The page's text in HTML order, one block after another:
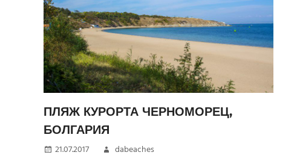
ПЛЯЖ КУРОРТА ЧЕРНОМОРЕЦ,
БОЛГАРИЯ
21.07.2017 dabeaches